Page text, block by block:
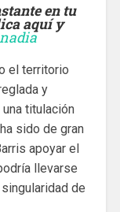
en tu
aquí y
el territorio
y
titulación
sido de gran
apoyar el
llevarse
de